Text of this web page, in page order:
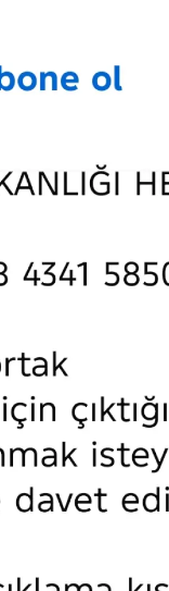
Karabük
Osmaniye